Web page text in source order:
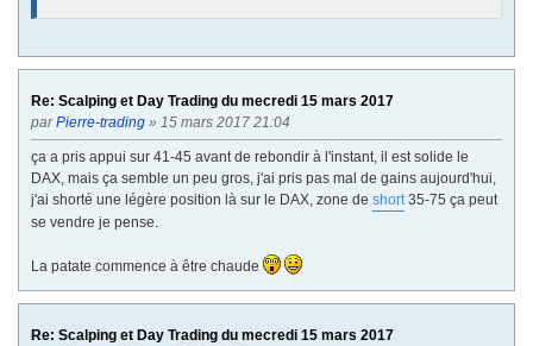
Re: Scalping et Day Trading du mecredi 15 mars 2017
parPierre-trading » 15 mars 2017 21:04
ça a pris appui sur 41-45 avant de rebondir à l'instant, il est solide le
DAX, mais ça semble un peu gros, j'ai pris pas mal de gains aujourd'hui,
j'ai shorté une légère position là sur le DAX, zone de short35-75 ça peut
se vendre je pense.
La patate commence à être chaude
Re: Scalping et Day Trading du mecredi 15 mars 2017